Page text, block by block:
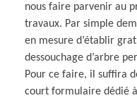
nous faire parvenir au
travaux. Par simple
en mesure d’établir
dessouchage d’arbre
Pour ce faire, il suffira
court formulaire dédié